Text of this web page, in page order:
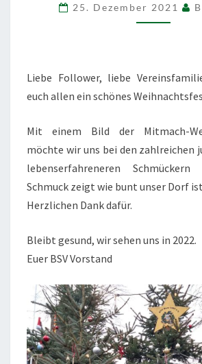
25. Dezember 2021
Liebe Follower, liebe
euch allen ein schönes
Mit einem Bild der Mitmach-
möchte wir uns bei den zahlreichen
lebenserfahreneren
Schmuck zeigt wie bunt unser Dorf
Herzlichen Dank dafür.
Bleibt gesund, wir sehen uns in 2022.
Euer BSV Vorstand